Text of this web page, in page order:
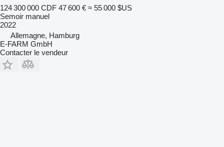
124 300 000 CDF 47 600 € ≈ 55 000 $US
Semoir manuel
2022
Allemagne, Hamburg
E-FARM GmbH
Contacter le vendeur